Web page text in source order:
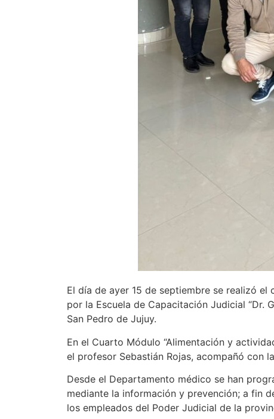
El día de ayer 15 de septiembre se realizó el
por la Escuela de Capacitación Judicial “Dr.
San Pedro de Jujuy.
En el Cuarto Módulo “Alimentación y
el profesor Sebastián Rojas, acompañó con
Desde el Departamento médico se han
mediante la información y prevención; a fin
los empleados del Poder Judicial de la